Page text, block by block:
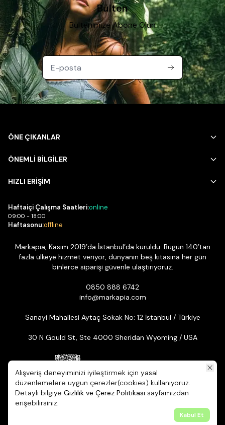
Alışveriş deneyiminizi iyileştirmek için yasal
düzenlemelere uygun çerezler(cookies) kullanıyoruz.
Detaylı bilgiye Gizlilik ve Çerez Politikası sayfamızdan
erişebilirsiniz.
Kabul Et
Bülten
Bültenimize Abone Olun
ÖNE ÇIKANLAR
ÖNEMLİ BİLGİLER
HIZLI ERİŞİM
Haftaiçi Çalışma Saatleri:online
09:00 - 18:00
Haftasonu:offline
Markapia, Kasım 2019’da İstanbul’da kuruldu. Bugün 140’tan
fazla ülkeye hizmet veriyor, dünyanın beş kıtasına her gün
binlerce siparişi güvenle ulaştırıyoruz.
0850 888 6742
info@markapia.com
Sanayi Mahallesi Aytaç Sokak No: 12 İstanbul / Türkiye
30 N Gould St, Ste 4000 Sheridan Wyoming / USA
© 2026 Markapia | Tüm Hakları Saklıdır. ikas E-ticaret Altyapısıyla